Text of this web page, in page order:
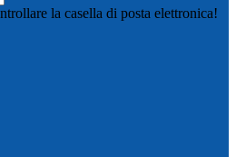
la casella di posta elettronica!